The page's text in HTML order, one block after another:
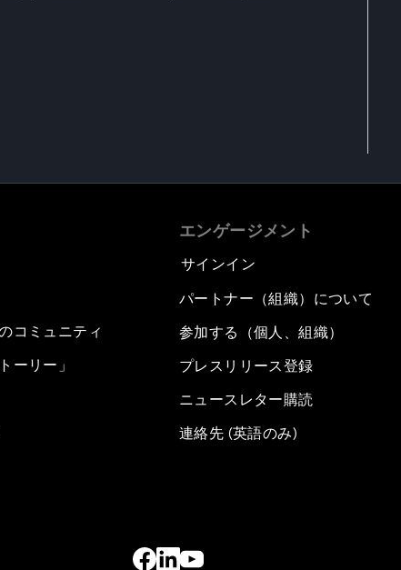
コミュニティ
ーリー」
エンゲージメント
サインイン
パートナー（組織）について
参加する（個人、組織）
プレスリリース登録
ニュースレター購読
連絡先 (英語のみ)